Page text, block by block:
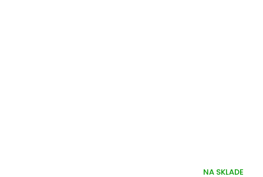
NA SKLADE